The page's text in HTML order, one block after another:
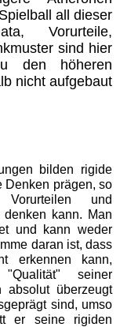
all dieser
Vorurteile,
sind hier
den höheren
nicht aufgebaut
bilden rigide
Denken prägen, so
und
denken kann. Man
und kann weder
daran ist, dass
erkennen kann,
seiner
absolut überzeugt
sind, umso
er seine rigiden